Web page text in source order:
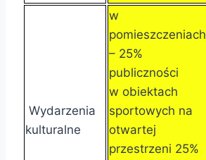
Wydarzenia
kulturalne
w
pomieszczeniach
– 25%
publiczności
w obiektach
sportowych na
otwartej
przestrzeni 25%